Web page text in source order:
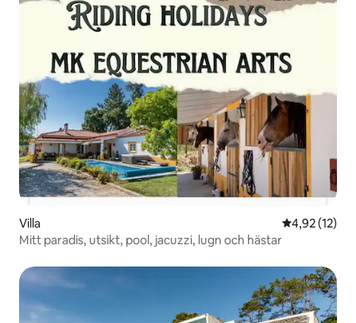
Villa 4,92 av 5 i
4,92 (12)
Mitt paradis, utsikt, pool, jacuzzi, lugn och hästar